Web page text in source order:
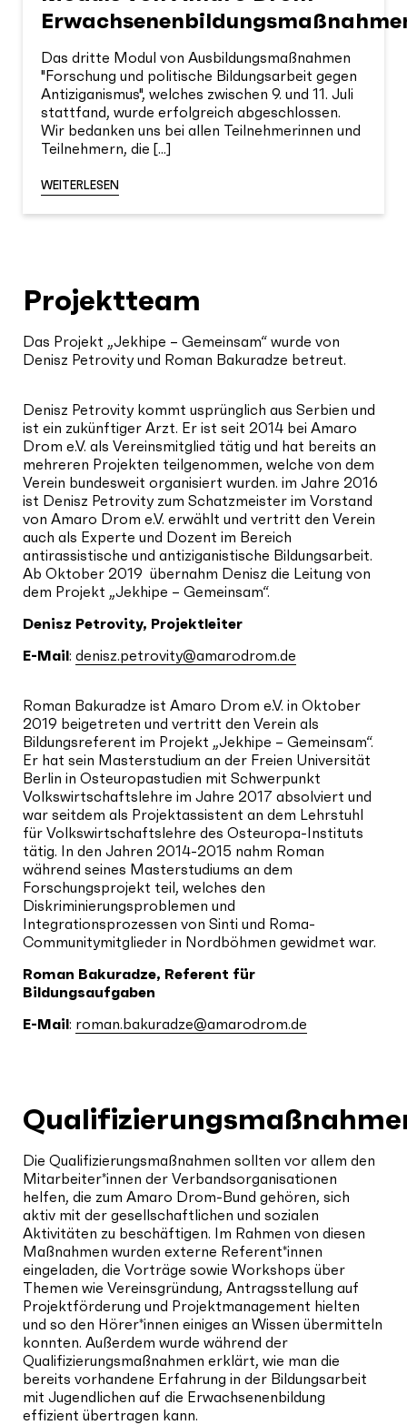
Das dritte Modul von Ausbildungsmaßnahmen
"Forschung und politische Bildungsarbeit gegen
Antiziganismus", welches zwischen 9. und 11. Juli
stattfand, wurde erfolgreich abgeschlossen.
Wir bedanken uns bei allen Teilnehmerinnen und
Teilnehmern, die [...]
WEITERLESEN
Projektteam
Das Projekt „Jekhipe – Gemeinsam“ wurde von
Denisz Petrovity und Roman Bakuradze betreut.
Denisz Petrovity kommt usprünglich aus Serbien und
ist ein zukünftiger Arzt. Er ist seit 2014 bei Amaro
Drom e.V. als Vereinsmitglied tätig und hat bereits an
mehreren Projekten teilgenommen, welche von dem
Verein bundesweit organisiert wurden. im Jahre 2016
ist Denisz Petrovity zum Schatzmeister im Vorstand
von Amaro Drom e.V. erwählt und vertritt den Verein
auch als Experte und Dozent im Bereich
antirassistische und antiziganistische Bildungsarbeit.
Ab Oktober 2019 übernahm Denisz die Leitung von
dem Projekt „Jekhipe – Gemeinsam“.
Denisz Petrovity, Projektleiter
E-Mail: denisz.petrovity@amarodrom.de
Roman Bakuradze ist Amaro Drom e.V. in Oktober
2019 beigetreten und vertritt den Verein als
Bildungsreferent im Projekt „Jekhipe – Gemeinsam“.
Er hat sein Masterstudium an der Freien Universität
Berlin in Osteuropastudien mit Schwerpunkt
Volkswirtschaftslehre im Jahre 2017 absolviert und
war seitdem als Projektassistent an dem Lehrstuhl
für Volkswirtschaftslehre des Osteuropa-Instituts
tätig. In den Jahren 2014-2015 nahm Roman
während seines Masterstudiums an dem
Forschungsprojekt teil, welches den
Diskriminierungsproblemen und
Integrationsprozessen von Sinti und Roma-
Communitymitglieder in Nordböhmen gewidmet war.
Roman Bakuradze, Referent für
Bildungsaufgaben
E-Mail: roman.bakuradze@amarodrom.de
Die Qualifizierungsmaßnahmen sollten vor allem den
Mitarbeiter*innen der Verbandsorganisationen
helfen, die zum Amaro Drom-Bund gehören, sich
aktiv mit der gesellschaftlichen und sozialen
Aktivitäten zu beschäftigen. Im Rahmen von diesen
Maßnahmen wurden externe Referent*innen
eingeladen, die Vorträge sowie Workshops über
Themen wie Vereinsgründung, Antragsstellung auf
Projektförderung und Projektmanagement hielten
und so den Hörer*innen einiges an Wissen übermitteln
konnten. Außerdem wurde während der
Qualifizierungsmaßnahmen erklärt, wie man die
bereits vorhandene Erfahrung in der Bildungsarbeit
mit Jugendlichen auf die Erwachsenenbildung
effizient übertragen kann.